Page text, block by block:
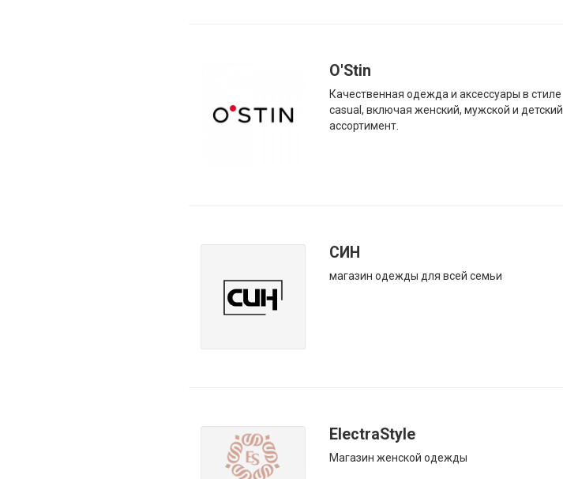
O'Stin
Качественная одежда и аксессуары в стиле
casual, включая женский, мужской и детский
ассортимент.
СИН
магазин одежды для всей семьи
ElectraStyle
Магазин женской одежды